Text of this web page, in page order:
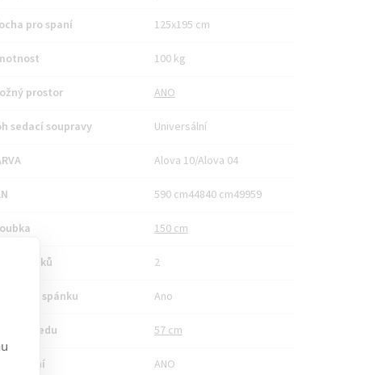
pro spaní 125x195 cm
100 kg
prostor ANO
sedací soupravy Universální
Alova 10/Alova 04
590 cm44840 cm49959
150 cm
balíků 2
ke spánku Ano
sedu 57 cm
ANO